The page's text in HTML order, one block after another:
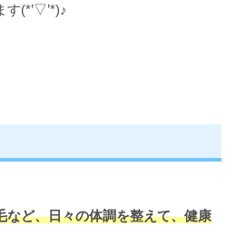
す(*’▽’*)♪
など、日々の体調を整えて、健康